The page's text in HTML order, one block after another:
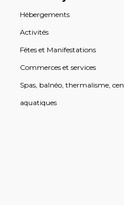
Hébergements
Activités
Fêtes et Manifestations
Commerces et services
Spas, balnéo, thermalisme,
aquatiques